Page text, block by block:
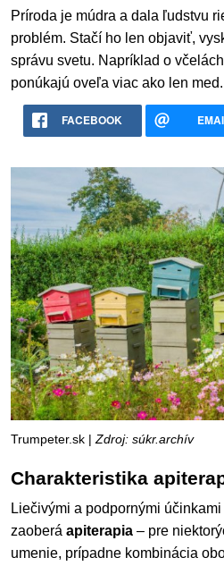
Príroda je múdra a dala ľudstvu
problém. Stačí ho len objaviť,
správu svetu. Napríklad o
ponúkajú oveľa viac ako len med.
FACEBOOK
Trumpeter.sk | Zdroj: súkr.archív
Charakteristika
Liečivými a podpornými
zaoberá apiterapia – pre
umenie, prípadne kombinácia